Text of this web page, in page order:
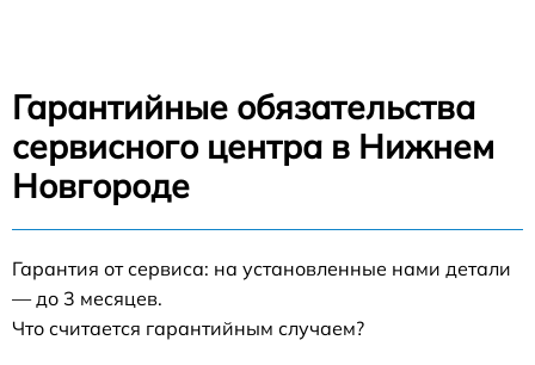
Гарантийные обязательства
сервисного центра в Нижнем
Новгороде
Гарантия от сервиса: на установленные нами детали
— до 3 месяцев.
Что считается гарантийным случаем?